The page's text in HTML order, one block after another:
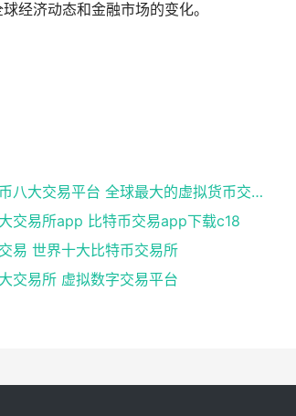
经济动态和金融市场的变化。
虚拟货币八大交易平台 全球最大的虚拟货币交易所排行
交易所app 比特币交易app下载c18
易 世界十大比特币交易所
交易所 虚拟数字交易平台